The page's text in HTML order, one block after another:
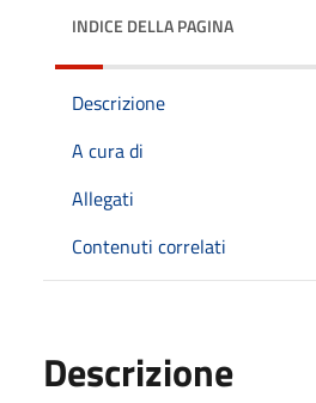
INDICE DELLA PAGINA
Descrizione
A cura di
Allegati
Contenuti correlati
Descrizione